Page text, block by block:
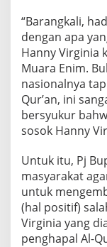
“Barangkali,
dengan apa
Hanny Virginia
Muara Enim.
nasionalnya
Qur’an, ini
bersyukur
sosok Hanny
Untuk itu, Pj
masyarakat
untuk
(hal positif)
Virginia yang
penghapal Al-